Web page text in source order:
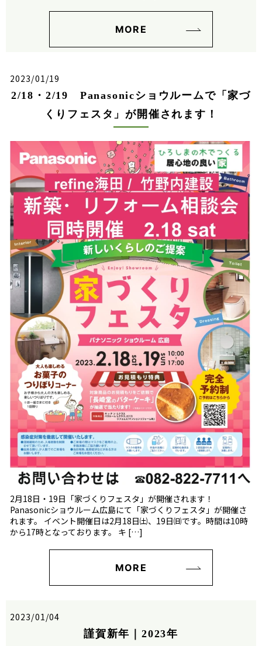
MORE
2023/01/19
2/18・2/19 Panasonicショウルームで「家づ
くりフェスタ」が開催されます！
2月18日・19日「家づくりフェスタ」が開催されます！
Panasonicショウルーム広島にて「家づくりフェスタ」が開催さ
れます。 イベント開催日は2月18日㈯、19日㈰です。時間は10時
から17時となっております。 キ […]
MORE
2023/01/04
謹賀新年｜2023年